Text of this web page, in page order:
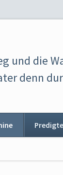
und die
denn